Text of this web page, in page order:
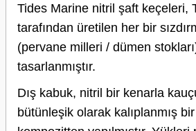
Tides Marine nitril şaft keçeleri,
tarafından üretilen her bir
(pervane milleri / dümen
tasarlanmıştır.
Dış kabuk, nitril bir kenarla
bütünleşik olarak kalıplanmış